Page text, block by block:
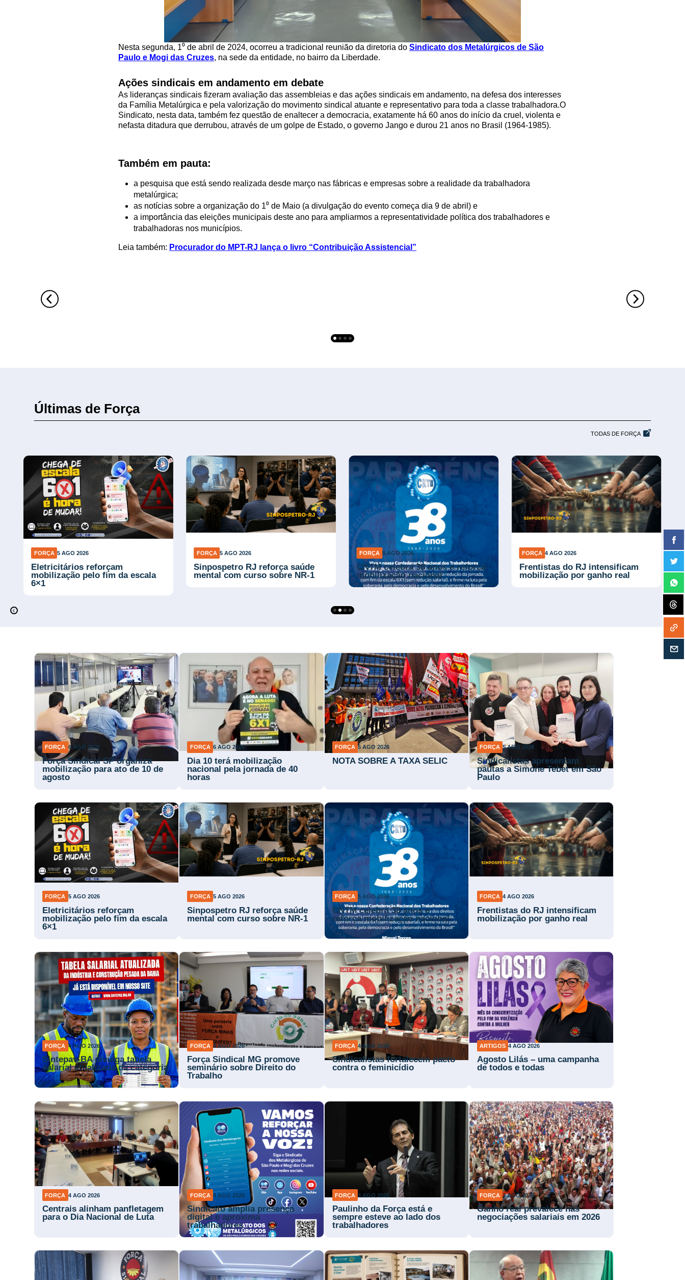
Nesta segunda, 1⁰ de abril de 2024, ocorreu a tradicional reunião da diretoria do Sindicato dos Metalúrgicos de São
Paulo e Mogi das Cruzes, na sede da entidade, no bairro da Liberdade.
Ações sindicais em andamento em debate
As lideranças sindicais fizeram avaliação das assembleias e das ações sindicais em andamento, na defesa dos interesses
da Família Metalúrgica e pela valorização do movimento sindical atuante e representativo para toda a classe trabalhadora.O
Sindicato, nesta data, também fez questão de enaltecer a democracia, exatamente há 60 anos do início da cruel, violenta e
nefasta ditadura que derrubou, através de um golpe de Estado, o governo Jango e durou 21 anos no Brasil (1964-1985).
Também em pauta:
a pesquisa que está sendo realizada desde março nas fábricas e empresas sobre a realidade da trabalhadora
metalúrgica;
as notícias sobre a organização do 1⁰ de Maio (a divulgação do evento começa dia 9 de abril) e
a importância das eleições municipais deste ano para ampliarmos a representatividade política dos trabalhadores e
trabalhadoras nos municípios.
Leia também: Procurador do MPT-RJ lança o livro “Contribuição Assistencial”
Últimas de Força
TODAS DE FORÇA
FORÇA 5 AGO 2026
Eletricitários reforçam
mobilização pelo fim da escala
6×1
FORÇA 5 AGO 2026
Sinpospetro RJ reforça saúde
mental com curso sobre NR-1
FORÇA 5 AGO 2026
CNTM celebra 38 anos e reforça
mobilização nacional
FORÇA 4 AGO 2026
Frentistas do RJ intensificam
mobilização por ganho real
FORÇA 6 AGO 2026
Força Sindical SP organiza
mobilização para ato de 10 de
agosto
FORÇA 6 AGO 2026
Dia 10 terá mobilização
nacional pela jornada de 40
horas
FORÇA 5 AGO 2026
NOTA SOBRE A TAXA SELIC
FORÇA 5 AGO 2026
Sindicalistas apresentam
pautas a Simone Tebet em São
Paulo
FORÇA 5 AGO 2026
Eletricitários reforçam
mobilização pelo fim da escala
6×1
FORÇA 5 AGO 2026
Sinpospetro RJ reforça saúde
mental com curso sobre NR-1
FORÇA 5 AGO 2026
CNTM celebra 38 anos e
reforça mobilização nacional
FORÇA 4 AGO 2026
Frentistas do RJ intensificam
mobilização por ganho real
FORÇA 4 AGO 2026
Sintepav-BA divulga tabela
salarial atualizada da categoria
FORÇA 4 AGO 2026
Força Sindical MG promove
seminário sobre Direito do
Trabalho
FORÇA 4 AGO 2026
Sindicalistas fortalecem pacto
contra o feminicídio
ARTIGOS 4 AGO 2026
Agosto Lilás – uma campanha
de todos e todas
FORÇA 4 AGO 2026
Centrais alinham panfletagem
para o Dia Nacional de Luta
FORÇA 4 AGO 2026
Sindicato amplia presença
digital e aproxima
trabalhadores
FORÇA 3 AGO 2026
Paulinho da Força está e
sempre esteve ao lado dos
trabalhadores
FORÇA 3 AGO 2026
Ganho real prevalece nas
negociações salariais em 2026